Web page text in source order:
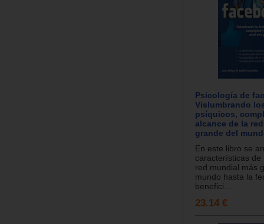
Psicología de
Vislumbrando
psíquicos,
alcance de la
grande del
En este libro se
características de
red mundial más
mundo hasta la
benefici...
23.14 €